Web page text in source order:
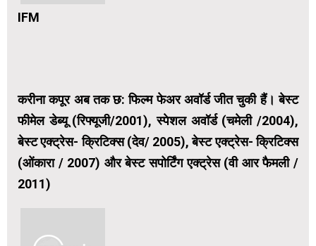
IFM
करीना कपूर अब तक छ: फिल्म फेअर अवॉर्ड जीत चुकी हैं। बेस्ट
फीमेल डेब्यू (रिफ्यूजी/2001), स्पेशल अवॉर्ड (चमेली /2004),
बेस्ट एक्ट्रेस- क्रिटिक्स (देव/ 2005), बेस्ट एक्ट्रेस- क्रिटिक्स
(ओंकारा / 2007) और बेस्ट सपोर्टिंग एक्ट्रेस (वी आर फैमली /
2011)